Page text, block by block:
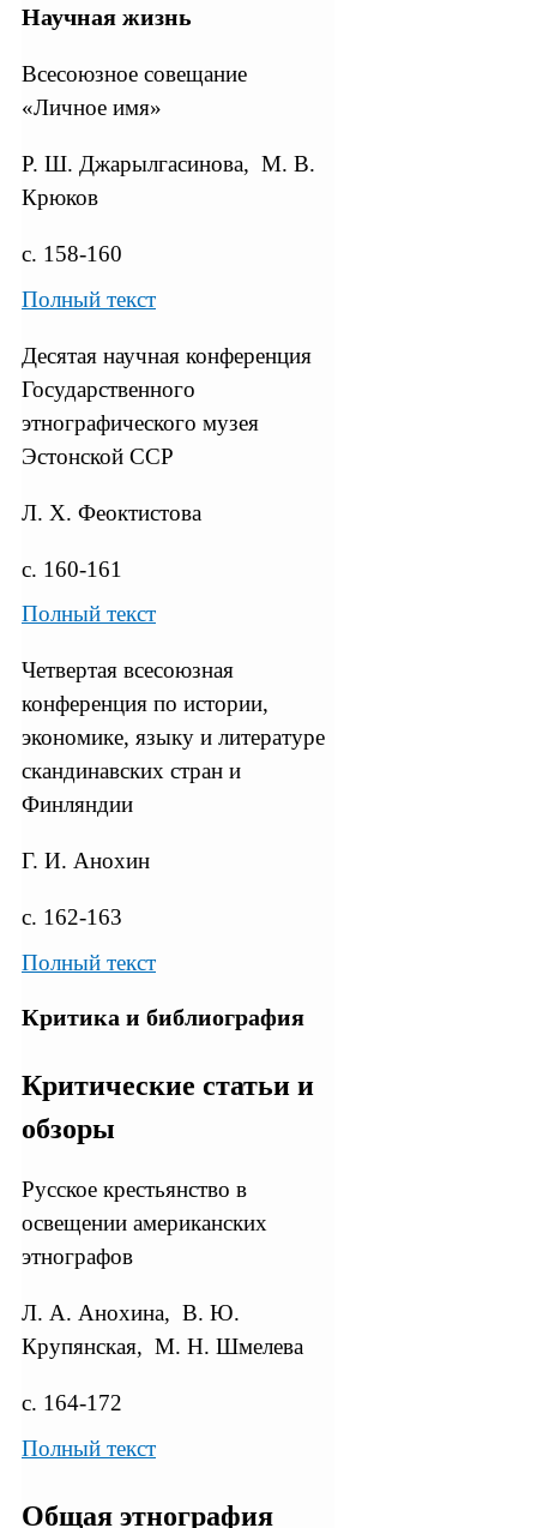
Научная жизнь
Всесоюзное совещание
«Личное имя»
Р. Ш. Джарылгасинова, М. В.
Крюков
с. 158-160
Полный текст
Десятая научная конференция
Государственного
этнографического музея
Эстонской ССР
Л. Х. Феоктистова
с. 160-161
Полный текст
Четвертая всесоюзная
конференция по истории,
экономике, языку и литературе
скандинавских стран и
Финляндии
Г. И. Анохин
с. 162-163
Полный текст
Критика и библиография
Критические статьи и
обзоры
Русское крестьянство в
освещении американских
этнографов
Л. А. Анохина, В. Ю.
Крупянская, М. Н. Шмелева
с. 164-172
Полный текст
Общая этнография